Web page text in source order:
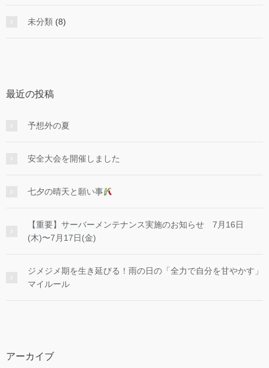
未分類 (8)
最近の投稿
予想外の夏
安全大会を開催しました
七夕の晴天と願い事
【重要】サーバーメンテナンス実施のお知らせ 7月16日
(木)〜7月17日(金)
ジメジメ期を生き延びる！雨の日の「全力で自分を甘やかす」
マイルール
アーカイブ